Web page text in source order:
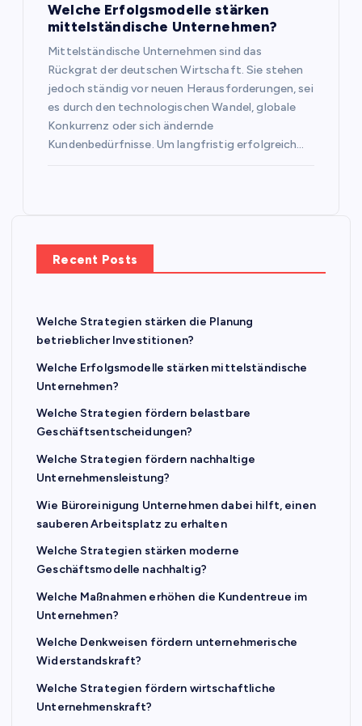
Welche Erfolgsmodelle stärken
mittelständische Unternehmen?
Mittelständische Unternehmen sind das
Rückgrat der deutschen Wirtschaft. Sie stehen
jedoch ständig vor neuen Herausforderungen, sei
es durch den technologischen Wandel, globale
Konkurrenz oder sich ändernde
Kundenbedürfnisse. Um langfristig erfolgreich…
Recent Posts
Welche Strategien stärken die Planung
betrieblicher Investitionen?
Welche Erfolgsmodelle stärken mittelständische
Unternehmen?
Welche Strategien fördern belastbare
Geschäftsentscheidungen?
Welche Strategien fördern nachhaltige
Unternehmensleistung?
Wie Büroreinigung Unternehmen dabei hilft, einen
sauberen Arbeitsplatz zu erhalten
Welche Strategien stärken moderne
Geschäftsmodelle nachhaltig?
Welche Maßnahmen erhöhen die Kundentreue im
Unternehmen?
Welche Denkweisen fördern unternehmerische
Widerstandskraft?
Welche Strategien fördern wirtschaftliche
Unternehmenskraft?